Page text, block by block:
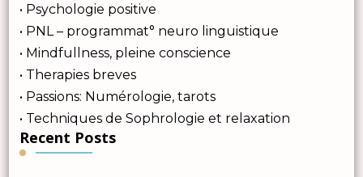
• Psychologie positive
• PNL – programmat° neuro linguistique
• Mindfullness, pleine conscience
• Therapies breves
• Passions: Numérologie, tarots
• Techniques de Sophrologie et relaxation
Recent Posts